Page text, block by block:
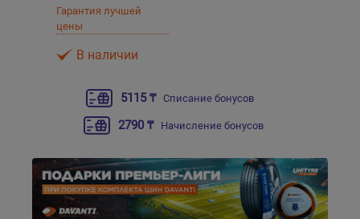
Гарантия лучшей
цены
В наличии
5115 ₸ Списание бонусов
2790 ₸ Начисление бонусов
Экибастуз
Бишкек